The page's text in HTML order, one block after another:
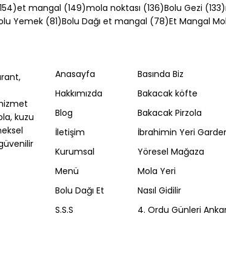
Ne Yenir? [2026]
Fırın Kebaba
Lezzet
[2026]
Lezzet
154 yazı
et mangal (149)149 yazı
mola noktası (136)136 yazı
Bolu Gezi (133)
yazıYemek (81)81 yazı
Bolu Dağı et mangal (78)78 yazı
Et Mangal
kuzu
Anasayfa
Hakkımızda
Blog
İletişim
Kurumsal
Menü
Bolu Dağı Et
S.S.S
Basında Biz
Bakacak köfte
Bakacak Pirzola
İbrahimin Yeri
Yöresel Mağaza
Mola Yeri
Nasıl Gidilir
4. Ordu Günleri